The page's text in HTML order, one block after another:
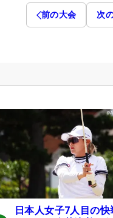
前の大会 次
日本人女子7人目の快